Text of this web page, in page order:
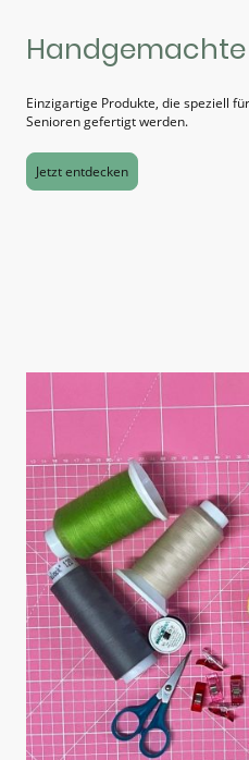
Einzigartige Produkte, die speziell
Senioren gefertigt werden.
Jetzt entdecken